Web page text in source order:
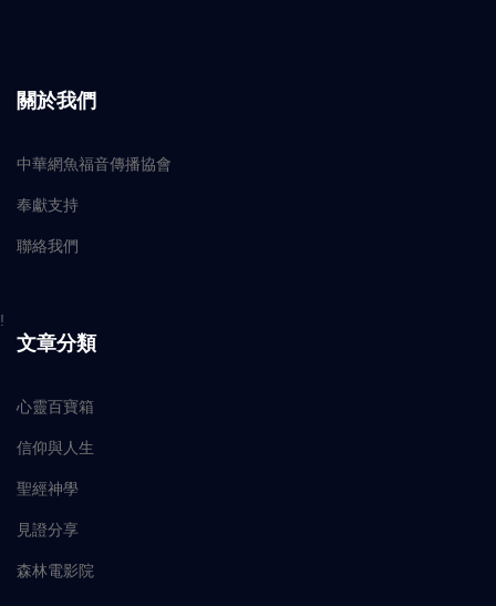
關於我們
中華網魚福音傳播協會
奉獻支持
聯絡我們
!
文章分類
心靈百寶箱
信仰與人生
聖經神學
見證分享
森林電影院